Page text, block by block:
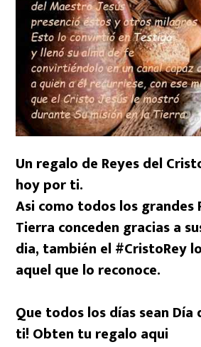
Un regalo de Reyes del
hoy por ti.
Asi como todos los grandes
Tierra conceden gracias a
dia, también el #CristoRey
aquel que lo reconoce.
Que todos los días sean Día
ti! Obten tu regalo aqui